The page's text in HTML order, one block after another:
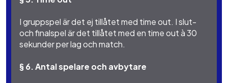
I gruppspel är det ej tillåtet med time out. I slut-
och finalspel är det tillåtet med en time out à 30
sekunder per lag och match.
§ 6. Antal spelare och avbytare